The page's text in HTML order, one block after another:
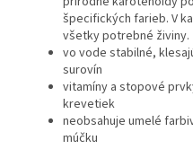
špecifických farieb. V
všetky potrebné živiny.
vo vode stabilné,
surovín
vitamíny a stopové
krevetiek
neobsahuje umelé
múčku